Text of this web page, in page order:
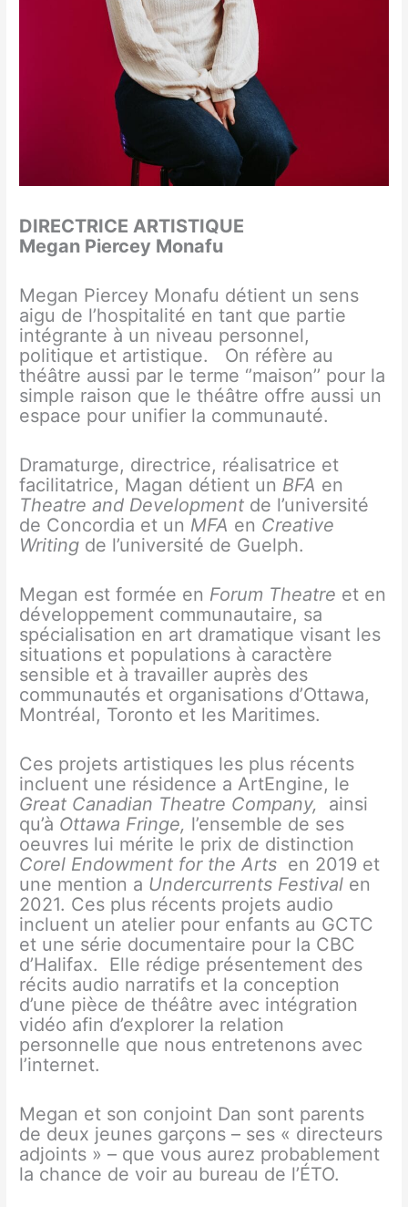
DIRECTRICE ARTISTIQUE
Megan Piercey Monafu
Megan Piercey Monafu détient un sens
aigu de l’hospitalité en tant que partie
intégrante à un niveau personnel,
politique et artistique. On réfère au
théâtre aussi par le terme ‘’maison’’ pour la
simple raison que le théâtre offre aussi un
espace pour unifier la communauté.
Dramaturge, directrice, réalisatrice et
facilitatrice, Magan détient un BFA en
Theatre and Development de l’université
de Concordia et un MFA en Creative
Writing de l’université de Guelph.
Megan est formée en Forum Theatre et en
développement communautaire, sa
spécialisation en art dramatique visant les
situations et populations à caractère
sensible et à travailler auprès des
communautés et organisations d’Ottawa,
Montréal, Toronto et les Maritimes.
Ces projets artistiques les plus récents
incluent une résidence a ArtEngine, le
Great Canadian Theatre Company,
ainsi
qu’à Ottawa Fringe, l’ensemble de ses
oeuvres lui mérite le prix de distinction
Corel Endowment for the Arts en 2019 et
une mention a Undercurrents Festival en
2021. Ces plus récents projets audio
incluent un atelier pour enfants au GCTC
et une série documentaire pour la CBC
d’Halifax. Elle rédige présentement des
récits audio narratifs et la conception
d’une pièce de théâtre avec intégration
vidéo afin d’explorer la relation
personnelle que nous entretenons avec
l’internet.
Megan et son conjoint Dan sont parents
de deux jeunes garçons – ses « directeurs
adjoints » – que vous aurez probablement
la chance de voir au bureau de l’ÉTO.